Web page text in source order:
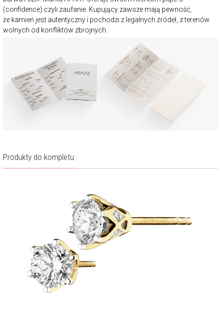
(confidence) czyli zaufanie. Kupujący zawsze mają pewność,
że kamień jest autentyczny i pochodzi z legalnych źródeł, z terenów
wolnych od konfliktów zbrojnych.
Produkty do kompletu